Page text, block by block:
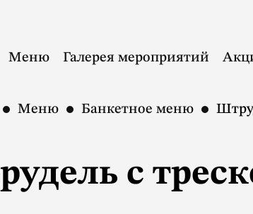
Меню Галерея мероприятий
Меню Банкетное меню
с